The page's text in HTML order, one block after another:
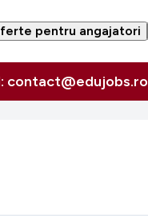
pentru angajatori
contact@edujobs.ro